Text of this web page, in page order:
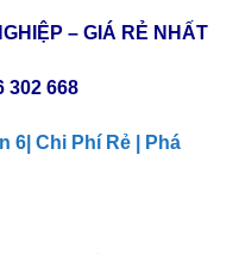
– GIÁ RẺ NHẤT
302 668
6| Chi Phí Rẻ | Phá